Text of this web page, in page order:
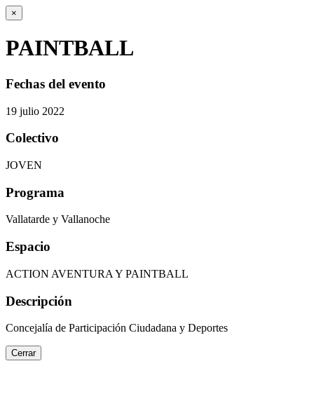
×
PAINTBALL
Fechas del evento
19 julio 2022
Colectivo
JOVEN
Programa
Vallatarde y Vallanoche
Espacio
ACTION AVENTURA Y PAINTBALL
Descripción
Concejalía de Participación Ciudadana y Deportes
Cerrar